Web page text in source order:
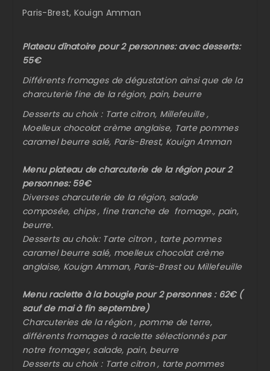
Paris-Brest, Kouign Amman
Plateau dînatoire pour 2 personnes: avec desserts:
55€
Différents fromages de dégustation ainsi que de la
charcuterie fine de la région, pain, beurre
Desserts au choix : Tarte citron, Millefeuille ,
Moelleux chocolat crème anglaise, Tarte pommes
caramel beurre salé, Paris-Brest, Kouign Amman
Menu plateau de charcuterie de la région pour 2
personnes: 59€
Diverses charcuterie de la région, salade
composée, chips , fine tranche de fromage., pain,
beurre.
Desserts au choix: Tarte citron , tarte pommes
caramel beurre salé, moelleux chocolat crème
anglaise, Kouign Amman, Paris-Brest ou Millefeuille
Menu raclette à la bougie pour 2 personnes : 62€ (
sauf de mai à fin septembre)
Charcuteries de la région , pomme de terre,
différents fromages à raclette sélectionnés par
notre fromager, salade, pain, beurre
Desserts au choix : Tarte citron , tarte pommes